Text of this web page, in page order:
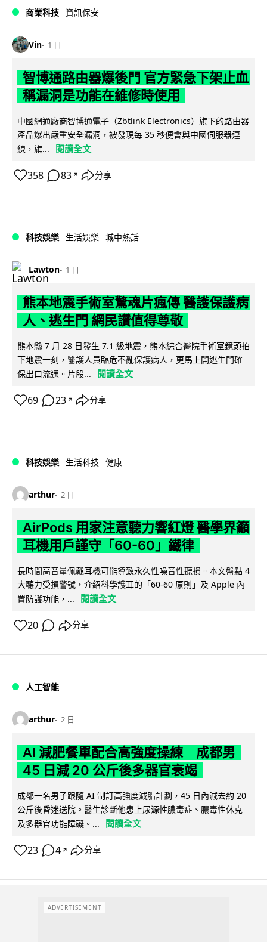
商業科技 資訊保安
Vin 1 日
智博通路由器爆後門 官方緊急下架止血
稱漏洞是功能在維修時使用
中國網通廠商智博通電子（Zbtlink Electronics）旗下的路由器
產品爆出嚴重安全漏洞，被發現每 35 秒便會與中國伺服器連
線，旗...
閱讀全文
358 83 ↗ 分享
科技娛樂 生活娛樂 城中熱話
Lawton 1 日
熊本地震手術室驚魂片瘋傳 醫護保護病
人、逃生門 網民讚值得尊敬
熊本縣 7 月 28 日發生 7.1 級地震，熊本綜合醫院手術室鏡頭拍
下地震一刻，醫護人員臨危不亂保護病人，更馬上開逃生門確
保出口流通。片段...
閱讀全文
69 23 ↗ 分享
科技娛樂 生活科技 健康
arthur 2 日
AirPods 用家注意聽力響紅燈 醫學界籲
耳機用戶謹守「60-60」鐵律
長時間高音量佩戴耳機可能導致永久性噪音性聽損。本文盤點 4
大聽力受損警號，介紹科學護耳的「60-60 原則」及 Apple 內
置防護功能，...
閱讀全文
20 分享
人工智能
arthur 2 日
AI 減肥餐單配合高強度操練 成都男
45 日減 20 公斤後多器官衰竭
成都一名男子跟隨 AI 制訂高強度減脂計劃，45 日內減去約 20
公斤後昏迷送院。醫生診斷他患上尿源性膿毒症、膿毒性休克
及多器官功能障礙。...
閱讀全文
23 4 ↗ 分享
ADVERTISEMENT